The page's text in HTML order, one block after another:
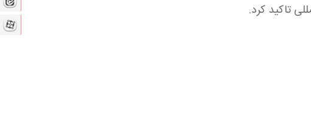
تاکید کرد.